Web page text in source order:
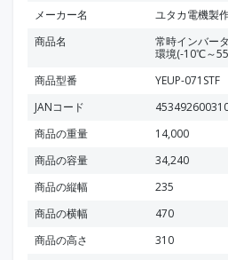
メーカー名
ユタカ電機製
商品名
常時インバー
環境(-10℃～
商品型番
YEUP-071STF
JANコード
商品の重量
14,000
商品の容量
34,240
商品の縦幅
235
商品の横幅
470
商品の高さ
310